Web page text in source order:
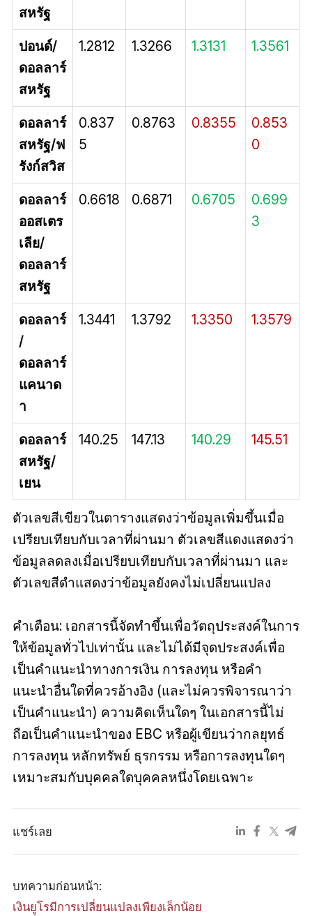
สหรัฐ
ปอนด์/
ดอลลาร์
สหรัฐ
1.2812 1.3266 1.3131 1.3561
ดอลลาร์
สหรัฐ/ฟ
รังก์สวิส
0.837
5
0.8763 0.8355
0.853
0
ดอลลาร์
ออสเตร
เลีย/
ดอลลาร์
สหรัฐ
0.6618 0.6871 0.6705
0.699
3
ดอลลาร์
/
ดอลลาร์
แคนาด
า
1.3441 1.3792 1.3350 1.3579
ดอลลาร์
สหรัฐ/
เยน
140.25 147.13 140.29 145.51
ตัวเลขสีเขียวในตารางแสดงว่าข้อมูลเพิ่มขึ้นเมื่อ
เปรียบเทียบกับเวลาที่ผ่านมา ตัวเลขสีแดงแสดงว่า
ข้อมูลลดลงเมื่อเปรียบเทียบกับเวลาที่ผ่านมา และ
ตัวเลขสีดำแสดงว่าข้อมูลยังคงไม่เปลี่ยนแปลง
คำเตือน: เอกสารนี้จัดทำขึ้นเพื่อวัตถุประสงค์ในการ
ให้ข้อมูลทั่วไปเท่านั้น และไม่ได้มีจุดประสงค์เพื่อ
เป็นคำแนะนำทางการเงิน การลงทุน หรือคำ
แนะนำอื่นใดที่ควรอ้างอิง (และไม่ควรพิจารณาว่า
เป็นคำแนะนำ) ความคิดเห็นใดๆ ในเอกสารนี้ไม่
ถือเป็นคำแนะนำของ EBC หรือผู้เขียนว่ากลยุทธ์
การลงทุน หลักทรัพย์ ธุรกรรม หรือการลงทุนใดๆ
เหมาะสมกับบุคคลใดบุคคลหนึ่งโดยเฉพาะ
แชร์เลย
บทความก่อนหน้า:
เงินยูโรมีการเปลี่ยนแปลงเพียงเล็กน้อย